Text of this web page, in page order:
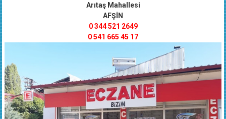
Arıtaş Mahallesi
AFŞİN
0 344 521 2649
0 541 665 45 17